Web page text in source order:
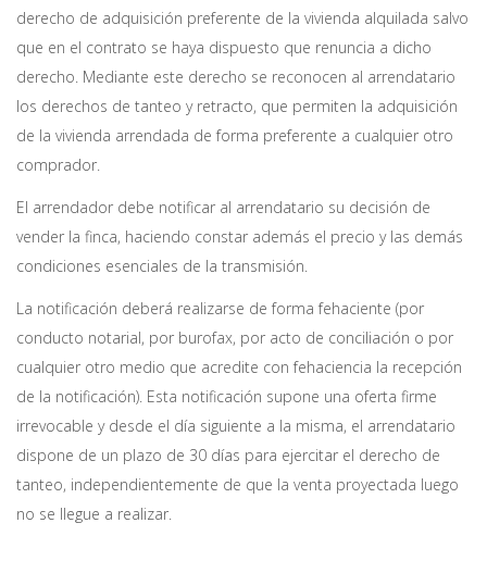
derecho de adquisición preferente de la vivienda alquilada salvo
que en el contrato se haya dispuesto que renuncia a dicho
derecho. Mediante este derecho se reconocen al arrendatario
los derechos de tanteo y retracto, que permiten la adquisición
de la vivienda arrendada de forma preferente a cualquier otro
comprador.
El arrendador debe notificar al arrendatario su decisión de
vender la finca, haciendo constar además el precio y las demás
condiciones esenciales de la transmisión.
La notificación deberá realizarse de forma fehaciente (por
conducto notarial, por burofax, por acto de conciliación o por
cualquier otro medio que acredite con fehaciencia la recepción
de la notificación). Esta notificación supone una oferta firme
irrevocable y desde el día siguiente a la misma, el arrendatario
dispone de un plazo de 30 días para ejercitar el derecho de
tanteo, independientemente de que la venta proyectada luego
no se llegue a realizar.